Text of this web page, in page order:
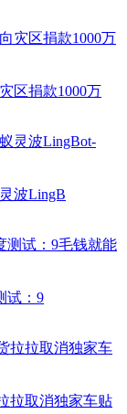
区捐款1000万
波LingB
试：9
拉取消独家车贴